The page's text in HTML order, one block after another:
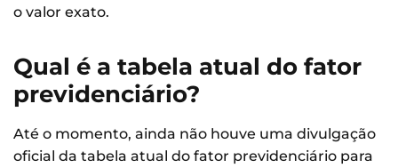
o valor exato.
Qual é a tabela atual do fator
previdenciário?
Até o momento, ainda não houve uma divulgação
oficial da tabela atual do fator previdenciário para